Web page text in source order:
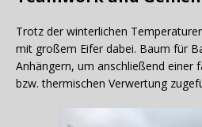
Trotz der winterlichen
mit großem Eifer dabei. Baum für
Anhängern, um anschließend einer
bzw. thermischen Verwertung